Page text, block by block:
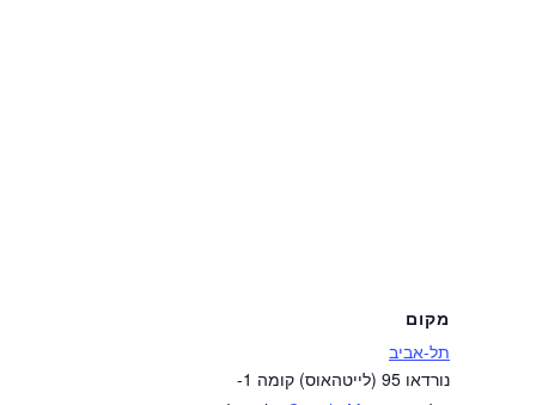
מקום
תל-אביב
נורדאו 95 (לייטהאוס) קומה 1-